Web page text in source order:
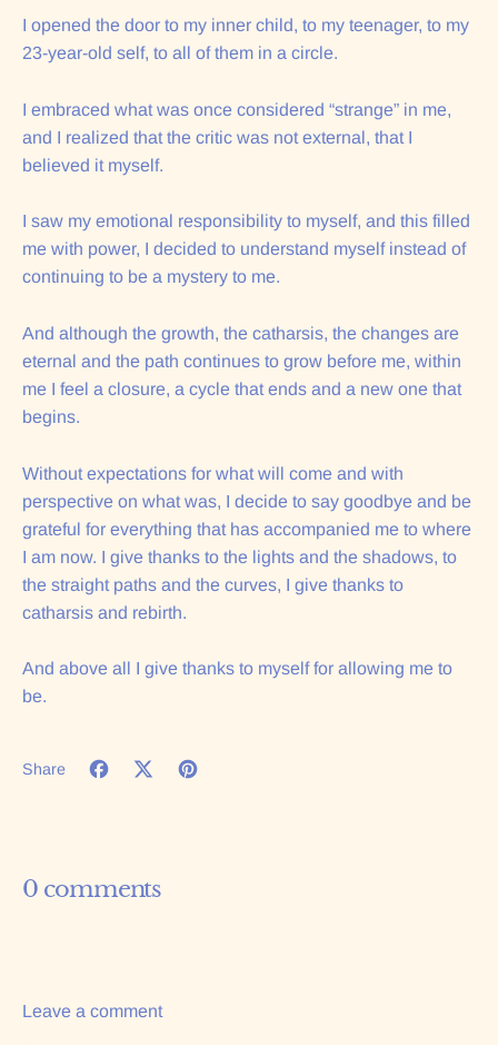
I opened the door to my inner child, to my teenager, to my
23-year-old self, to all of them in a circle.
I embraced what was once considered “strange” in me,
and I realized that the critic was not external, that I
believed it myself.
I saw my emotional responsibility to myself, and this filled
me with power, I decided to understand myself instead of
continuing to be a mystery to me.
And although the growth, the catharsis, the changes are
eternal and the path continues to grow before me, within
me I feel a closure, a cycle that ends and a new one that
begins.
Without expectations for what will come and with
perspective on what was, I decide to say goodbye and be
grateful for everything that has accompanied me to where
I am now. I give thanks to the lights and the shadows, to
the straight paths and the curves, I give thanks to
catharsis and rebirth.
And above all I give thanks to myself for allowing me to
be.
Share
0 comments
Leave a comment